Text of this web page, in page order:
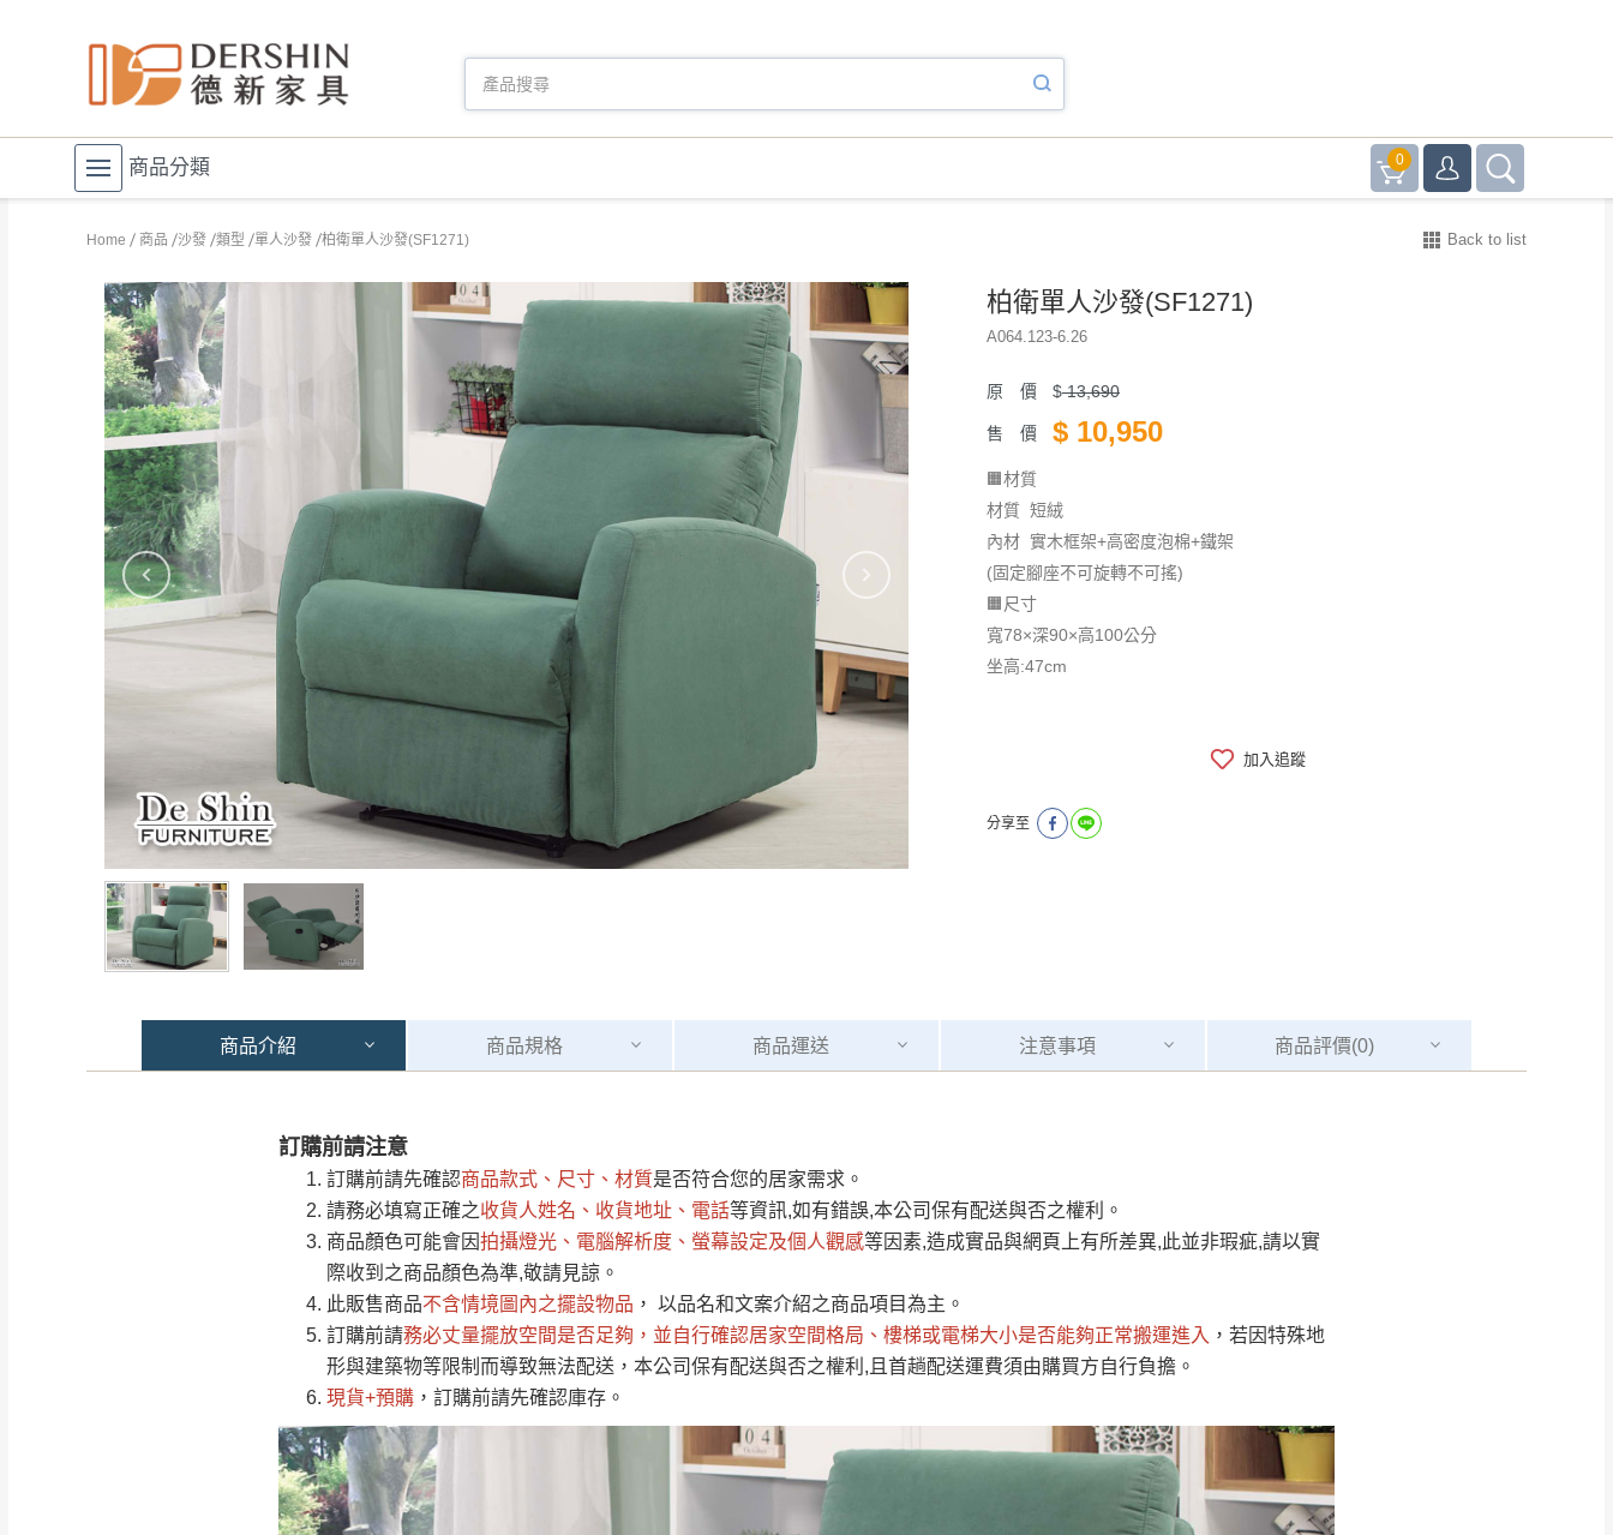
商品分類 0
Home 商品 沙發 類型 單人沙發 柏衛單人沙發(SF1271) Back to list
柏衛單人沙發(SF1271)
A064.123-6.26
原 價 $13,690
售 價 $ 10,950
🟧材質
材質 短絨
內材 實木框架+高密度泡棉+鐵架
(固定腳座不可旋轉不可搖)
🟧尺寸
寬78×深90×高100公分
​​​​​​​坐高:47cm
加入追蹤
分享至
商品介紹 商品規格 商品運送 注意事項 商品評價(0)
訂購前請注意
訂購前請先確認商品款式、尺寸、材質是否符合您的居家需求。
請務必填寫正確之收貨人姓名、收貨地址、電話等資訊,如有錯誤,本公司保有配送與否之權利。
商品顏色可能會因拍攝燈光、電腦解析度、螢幕設定及個人觀感等因素,造成實品與網頁上有所差異,此並非瑕疵,請以實
際收到之商品顏色為準,敬請見諒。
此販售商品不含情境圖內之擺設物品 ， 以品名和文案介紹之商品項目為主。
訂購前請務必丈量擺放空間是否足夠 ，並自行確認居家空間格局、 樓梯或電梯大小是否能夠正常搬運進入 ，若因特殊地
形與建築物等限制而導致無法配送，本公司保有配送與否之權利,且首趟配送運費須由購買方自行負擔。
現貨+預購 ，訂購前請先確認庫存。
運 費 說 明
運送地區
桃園
免 運 費
復興鄉
新竹
峨眉鄉、五峰鄉、橫山、北埔鄉、尖石
鄉、寶山鄉山區、新埔山區、芎林山區、
關西 玉山里
注意事項：
由於品項繁多，網頁無法及時更新，如有需要購買商品，請於出發前來電或到「官方Line客服」來信確
認商品是否有「現貨」與 「金額」。
若商品價格或庫存有異常，商家有權取消訂單。
接單後二日內(不含例假日)，我們客服會與您電話聯絡或E-Mail通知確認訂單。
（線上客服 LINE → @dershin）
下單前先詢問是否現貨，若未詢問下單後無現貨我們客服會再來電或E-Mail與您聯絡
（洽詢方式請搜尋 Line ID →
運送範圍：限定北至基隆，南至苗栗，偏遠地區恕無法提供運送 (詳見運送規章)。
配送範圍：
全部 依評論高至低排列 依評論低至高排列 只顯示附上圖片